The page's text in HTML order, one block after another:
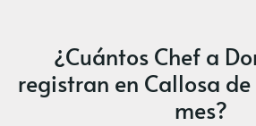
¿Cuántos Chef a
registran en Callosa
mes?